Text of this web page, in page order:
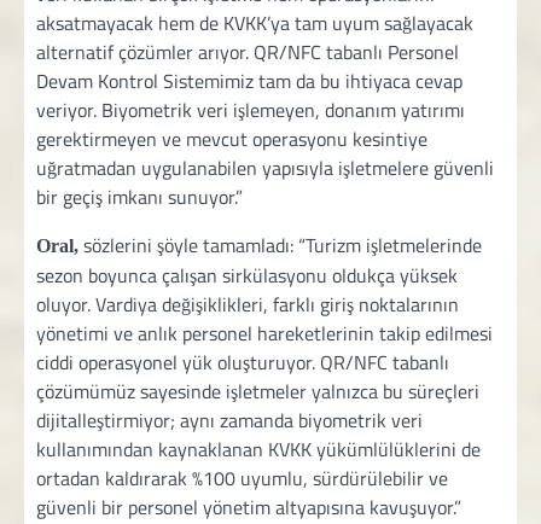
aksatmayacak hem de KVKK’ya tam uyum sağlayacak
alternatif çözümler arıyor. QR/NFC tabanlı Personel
Devam Kontrol Sistemimiz tam da bu ihtiyaca cevap
veriyor. Biyometrik veri işlemeyen, donanım yatırımı
gerektirmeyen ve mevcut operasyonu kesintiye
uğratmadan uygulanabilen yapısıyla işletmelere güvenli
bir geçiş imkanı sunuyor.”
Oral, sözlerini şöyle tamamladı: “Turizm işletmelerinde
sezon boyunca çalışan sirkülasyonu oldukça yüksek
oluyor. Vardiya değişiklikleri, farklı giriş noktalarının
yönetimi ve anlık personel hareketlerinin takip edilmesi
ciddi operasyonel yük oluşturuyor. QR/NFC tabanlı
çözümümüz sayesinde işletmeler yalnızca bu süreçleri
dijitalleştirmiyor; aynı zamanda biyometrik veri
kullanımından kaynaklanan KVKK yükümlülüklerini de
ortadan kaldırarak %100 uyumlu, sürdürülebilir ve
güvenli bir personel yönetim altyapısına kavuşuyor.”